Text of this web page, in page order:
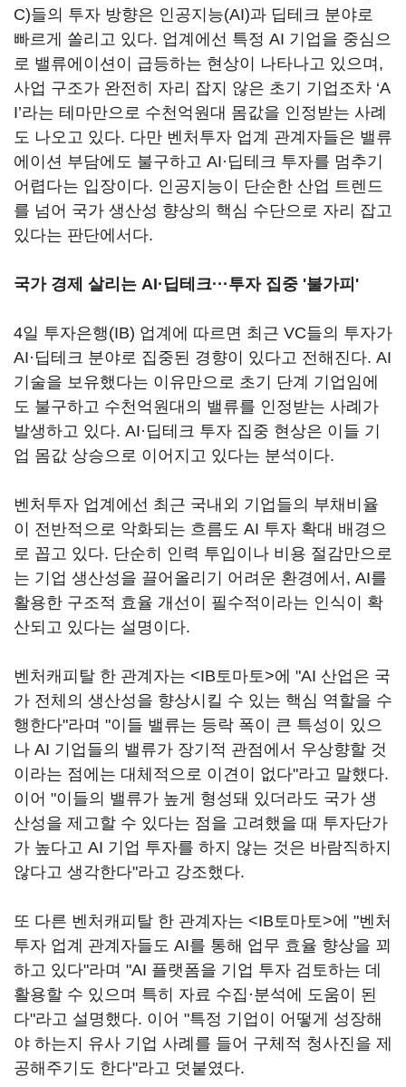
C)들의 투자 방향은 인공지능(AI)과 딥테크 분야로
빠르게 쏠리고 있다. 업계에선 특정 AI 기업을 중심으
로 밸류에이션이 급등하는 현상이 나타나고 있으며,
사업 구조가 완전히 자리 잡지 않은 초기 기업조차 ‘A
I’라는 테마만으로 수천억원대 몸값을 인정받는 사례
도 나오고 있다. 다만 벤처투자 업계 관계자들은 밸류
에이션 부담에도 불구하고 AI·딥테크 투자를 멈추기
어렵다는 입장이다. 인공지능이 단순한 산업 트렌드
를 넘어 국가 생산성 향상의 핵심 수단으로 자리 잡고
있다는 판단에서다.
국가 경제 살리는 AI·딥테크···투자 집중 '불가피'
4일 투자은행(IB) 업계에 따르면 최근 VC들의 투자가
AI·딥테크 분야로 집중된 경향이 있다고 전해진다. AI
기술을 보유했다는 이유만으로 초기 단계 기업임에
도 불구하고 수천억원대의 밸류를 인정받는 사례가
발생하고 있다. AI·딥테크 투자 집중 현상은 이들 기
업 몸값 상승으로 이어지고 있다는 분석이다.
벤처투자 업계에선 최근 국내외 기업들의 부채비율
이 전반적으로 악화되는 흐름도 AI 투자 확대 배경으
로 꼽고 있다. 단순히 인력 투입이나 비용 절감만으로
는 기업 생산성을 끌어올리기 어려운 환경에서, AI를
활용한 구조적 효율 개선이 필수적이라는 인식이 확
산되고 있다는 설명이다.
벤처캐피탈 한 관계자는 <IB토마토>에 "AI 산업은 국
가 전체의 생산성을 향상시킬 수 있는 핵심 역할을 수
행한다"라며 "이들 밸류는 등락 폭이 큰 특성이 있으
나 AI 기업들의 밸류가 장기적 관점에서 우상향할 것
이라는 점에는 대체적으로 이견이 없다"라고 말했다.
이어 "이들의 밸류가 높게 형성돼 있더라도 국가 생
산성을 제고할 수 있다는 점을 고려했을 때 투자단가
가 높다고 AI 기업 투자를 하지 않는 것은 바람직하지
않다고 생각한다"라고 강조했다.
또 다른 벤처캐피탈 한 관계자는 <IB토마토>에 "벤처
투자 업계 관계자들도 AI를 통해 업무 효율 향상을 꾀
하고 있다"라며 "AI 플랫폼을 기업 투자 검토하는 데
활용할 수 있으며 특히 자료 수집·분석에 도움이 된
다"라고 설명했다. 이어 "특정 기업이 어떻게 성장해
야 하는지 유사 기업 사례를 들어 구체적 청사진을 제
공해주기도 한다"라고 덧붙였다.